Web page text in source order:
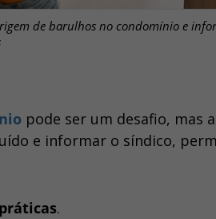
de barulhos no condomínio e
pode ser um desafio, mas
e informar o síndico,
.